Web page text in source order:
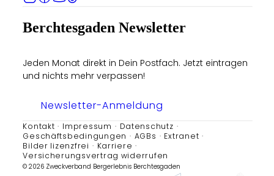
Berchtesgaden Newsletter
Jeden Monat direkt in Dein Postfach. Jetzt eintragen
und nichts mehr verpassen!
Newsletter-Anmeldung
Kontakt Impressum
Datenschutz
Geschäftsbedingungen
AGBs
Extranet
Bilder lizenzfrei
Karriere
Versicherungsvertrag widerrufen
© 2026 Zweckverband Bergerlebnis Berchtesgaden